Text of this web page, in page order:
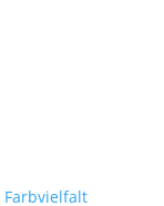
Farbvielfalt